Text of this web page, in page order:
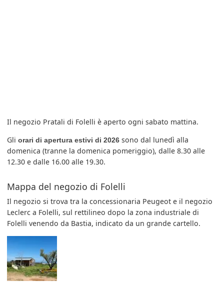
Il negozio Pratali di Folelli è aperto ogni sabato mattina.
Gliorari di apertura estivi di 2026 sono dal lunedì alla
domenica (tranne la domenica pomeriggio), dalle 8.30 alle
12.30 e dalle 16.00 alle 19.30.
Mappa del negozio di Folelli
Il negozio si trova tra la concessionaria Peugeot e il negozio
Leclerc a Folelli, sul rettilineo dopo la zona industriale di
Folelli venendo da Bastia, indicato da un grande cartello.